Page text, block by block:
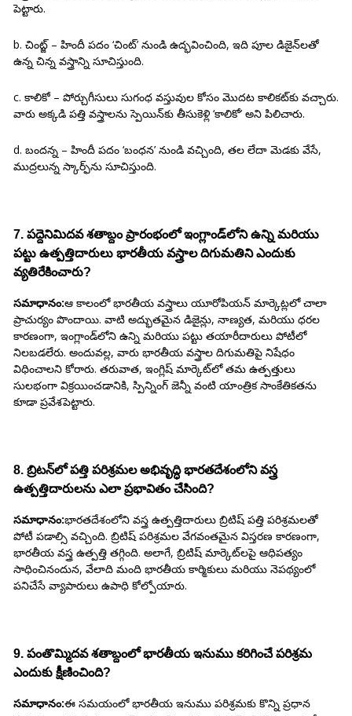
పెట్టారు.
b. చింట్జ్ – హిందీ పదం ‘చింట్’ నుండి ఉద్భవించింది, ఇది పూల డిజైన్‌లతో
ఉన్న చిన్న వస్త్రాన్ని సూచిస్తుంది.
c. కాలికో – పోర్చుగీసులు సుగంధ వస్తువుల కోసం మొదట కాలికట్‌కు వచ్చారు.
వారు అక్కడి పత్తి వస్త్రాలను స్పెయిన్‌కు తీసుకెళ్లి ‘కాలికో’ అని పిలిచారు.
d. బందన్న – హిందీ పదం ‘బంధన’ నుండి వచ్చింది, తల లేదా మెడకు వేసే,
ముద్రలున్న స్కార్ఫ్‌ను సూచిస్తుంది.
7. పద్దెనిమిదవ శతాబ్దం ప్రారంభంలో ఇంగ్లాండ్‌లోని ఉన్ని మరియు
పట్టు ఉత్పత్తిదారులు భారతీయ వస్త్రాల దిగుమతిని ఎందుకు
వ్యతిరేకించారు?
సమాధానం:ఆ కాలంలో భారతీయ వస్త్రాలు యూరోపియన్ మార్కెట్లలో చాలా
ప్రాచుర్యం పొందాయి. వాటి అద్భుతమైన డిజైన్లు, నాణ్యత, మరియు ధరల
కారణంగా, ఇంగ్లాండ్‌లోని ఉన్ని మరియు పట్టు తయారీదారులు పోటీలో
నిలబడలేరు. అందువల్ల, వారు భారతీయ వస్త్రాల దిగుమతిపై నిషేధం
విధించాలని కోరారు. తరువాత, ఇంగ్లిష్ మార్కెట్‌లో తమ ఉత్పత్తులు
సులభంగా విక్రయించడానికి, స్పిన్నింగ్ జెన్నీ వంటి యాంత్రిక సాంకేతికతను
కూడా ప్రవేశపెట్టారు.
8. బ్రిటన్‌లో పత్తి పరిశ్రమల అభివృద్ధి భారతదేశంలోని వస్త్ర
ఉత్పత్తిదారులను ఎలా ప్రభావితం చేసింది?
సమాధానం:భారతదేశంలోని వస్త్ర ఉత్పత్తిదారులు బ్రిటిష్ పత్తి పరిశ్రమలతో
పోటీ పడాల్సి వచ్చింది. బ్రిటిష్ పరిశ్రమల వేగవంతమైన విస్తరణ కారణంగా,
భారతీయ వస్త్ర ఉత్పత్తి తగ్గింది. అలాగే, బ్రిటిష్ మార్కెట్‌లపై ఆధిపత్యం
సాధించినందున, వేలాది మంది భారతీయ కార్మికులు మరియు నెపథ్యంలో
పనిచేసే వ్యాపారులు ఉపాధి కోల్పోయారు.
9. పంతొమ్మిదవ శతాబ్దంలో భారతీయ ఇనుము కరిగించే పరిశ్రమ
ఎందుకు క్షీణించింది?
సమాధానం:ఈ సమయంలో భారతీయ ఇనుము పరిశ్రమకు కొన్ని ప్రధాన